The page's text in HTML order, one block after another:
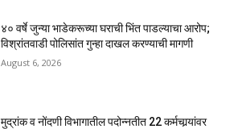
४० वर्षे जुन्या भाडेकरूच्या घराची भिंत पाडल्याचा आरोप;
विश्रांतवाडी पोलिसांत गुन्हा दाखल करण्याची मागणी
August 6, 2026
मुद्रांक व नोंदणी विभागातील पदोन्नतीत 22 कर्मचार्‍यांवर